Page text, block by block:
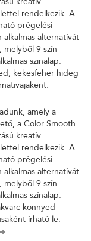
rendelkezik. A
prégelési
alternatívát
melyből 9 szín
színalap.
kékesfehér hideg
amely a
a Color Smooth
kreatív
rendelkezik. A
prégelési
alternatívát
melyből 9 szín
színalap.
könnyed
írható le.